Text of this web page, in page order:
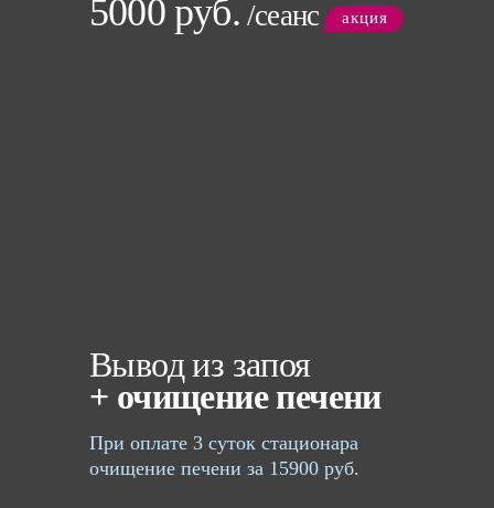
5000 руб. /сеанс акция
Вывод из запоя
+ очищение печени
При оплате 3 суток стационара
очищение печени за 15900 руб.